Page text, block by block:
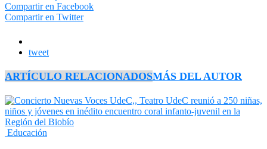
Compartir en Facebook
Compartir en Twitter
tweet
ARTÍCULO RELACIONADOSMÁS DEL AUTOR
Educación